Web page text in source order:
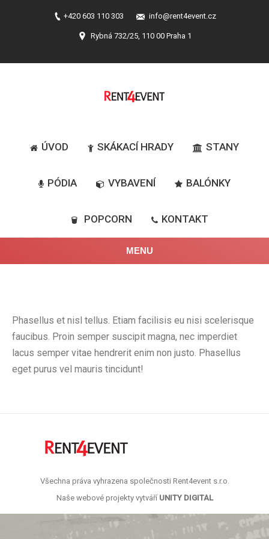
+420 603 110 303 info@rent4event.cz
Rybná 732/25, 110 00 Praha 1
ÚVOD SKÁKACÍ HRADY STANY
PÓDIA VYBAVENÍ BALÓNKY
POPCORN KONTAKT
MENU
Phasellus et nisl tellus. Etiam facilisis eu nisi scelerisque
faucibus. Proin semper suscipit magna, nec imperdiet
lacus semper vitae hendrerit enim non justo. Phasellus
eget purus vel mauris tincidunt!
Všechna práva vyhrazena společnosti Rent4event s.r.o.
Naše webové projekty vytváří UNITY DIGITAL